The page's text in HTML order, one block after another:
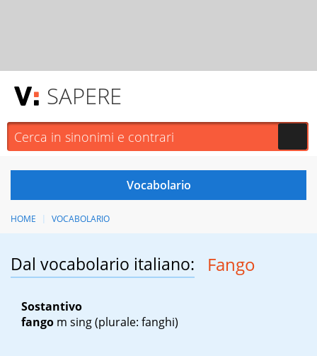
SAPERE
HOME VOCABOLARIO
Dal vocabolario italiano: Fango
Sostantivo
fango m sing(plurale: fanghi)